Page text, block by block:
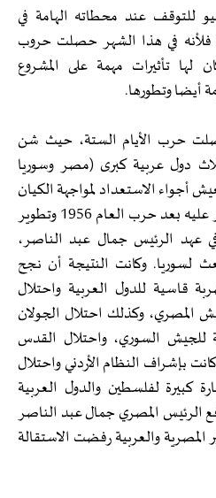
للتوقف عند محطاته الهامة في
فلأنه في هذا الشهر حصلت حروب
لها تأثيرات مهمة على المشروع
أيضا وتطورها.
يونيو 1967 حصلت حرب الأيام الستة، حيث شن
دول عربية كبرى (مصر وسوريا
أجواء الاستعداد لمواجهة الكيان
الصهيوني وتحقيق انتصار كبير عليه بعد حرب العام 1956 وتطوير
عهد الرئيس جمال عبد الناصر،
وكانت النتيجة أن نجح
قاسية للدول العربية واحتلال
المصري، وكذلك احتلال الجولان
للجيش السوري، واحتلال القدس
بإشراف النظام الأردني واحتلال
كبيرة لفلسطين والدول العربية
المصري جمال عبد الناصر
المصرية والعربية رفضت الاستقالة